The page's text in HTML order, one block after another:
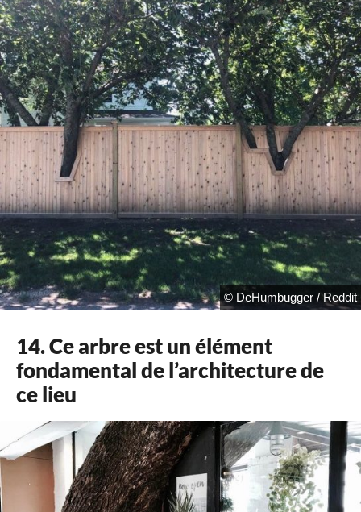
© DeHumbugger / Reddit
14. Ce arbre est un élément
fondamental de l’architecture de
ce lieu